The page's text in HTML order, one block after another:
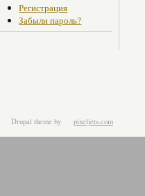
Регистрация
Забыли пароль?
Drupal theme by pixeljets.com